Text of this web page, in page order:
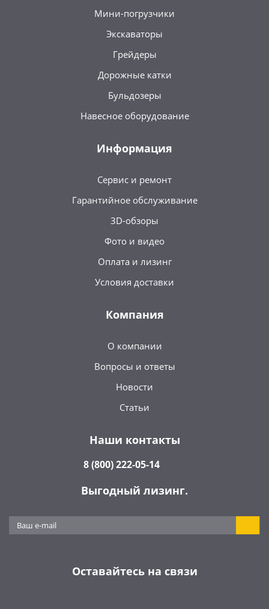
Мини-погрузчики
Экскаваторы
Грейдеры
Дорожные катки
Бульдозеры
Навесное оборудование
Информация
Сервис и ремонт
Гарантийное обслуживание
3D-обзоры
Фото и видео
Оплата и лизинг
Условия доставки
Компания
О компании
Вопросы и ответы
Новости
Статьи
Наши контакты
8 (800) 222-05-14
Выгодный лизинг.
Оставайтесь на связи